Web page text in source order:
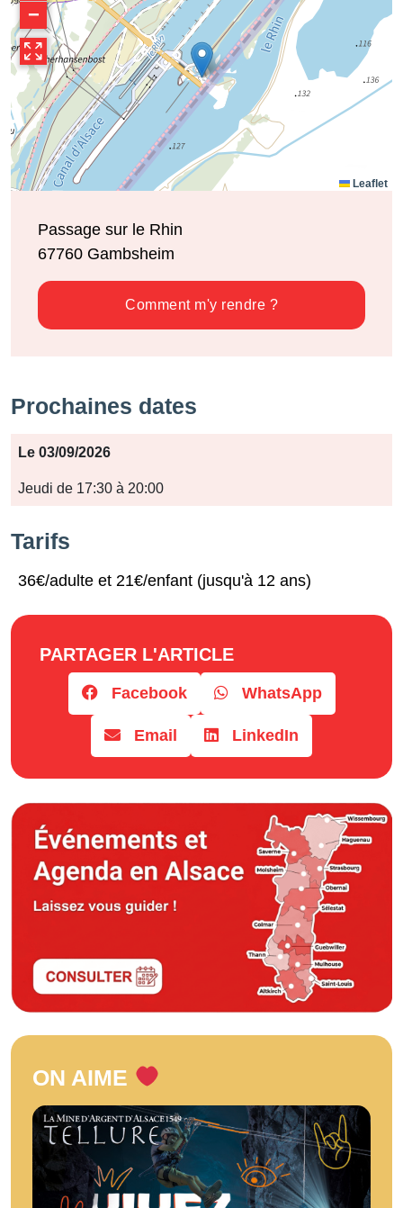
−
Leaflet
Passage sur le Rhin
67760 Gambsheim
Comment m'y rendre ?
Prochaines dates
Période
Jours
Le 03/09/2026
Jeudi de 17:30 à 20:00
Tarifs
36€/adulte et 21€/enfant (jusqu'à 12 ans)
PARTAGER L'ARTICLE
Facebook WhatsApp
Email LinkedIn
ON AIME